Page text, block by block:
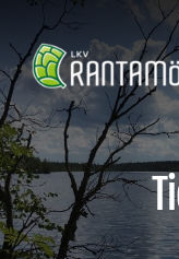
Skip
content